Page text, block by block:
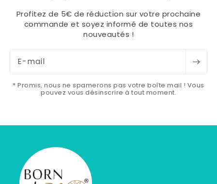
Profitez de 5€ de réduction sur votre prochaine
commande et soyez informé de toutes nos
nouveautés !
E-mail
* Promis, nous ne spamerons pas votre boîte mail ! Vous
pouvez vous désinscrire à tout moment.